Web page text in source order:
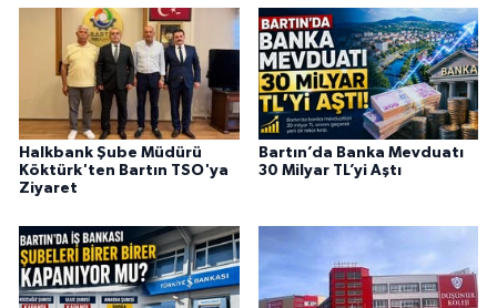
Halkbank Şube Müdürü
Köktürk'ten Bartın TSO'ya
Ziyaret
Bartın’da Banka Mevduatı
30 Milyar TL’yi Aştı